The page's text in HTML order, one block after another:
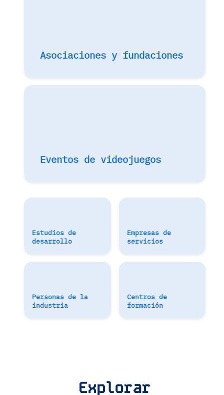
Asociaciones y fundaciones
Eventos de videojuegos
Estudios de
desarrollo
Empresas de
servicios
Personas de la
industria
Centros de
formación
Explorar